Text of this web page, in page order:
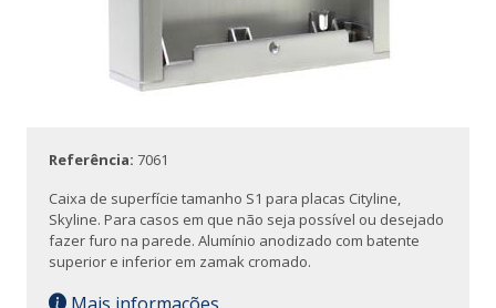
Referência: 7061
Caixa de superfície tamanho S1 para placas Cityline,
Skyline. Para casos em que não seja possível ou desejado
fazer furo na parede. Alumínio anodizado com batente
superior e inferior em zamak cromado.